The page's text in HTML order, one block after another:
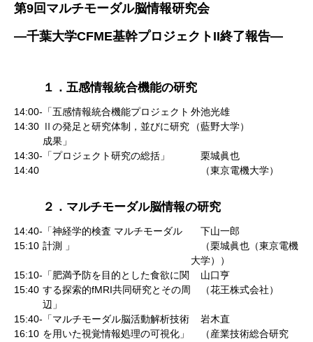
第9回マルチモーダル脳情報研究会
―千葉大学CFME基幹プロジェクトII終了報告―
１．五感情報統合機能の研究
14:00-
14:30
「五感情報統合機能プロジェクト
Ⅱの発足と研究体制，並びに研究
成果」
外池光雄
（藍野大学）
14:30-
14:40
「プロジェクト研究の総括」
栗城眞也
（東京電機大学）
２．マルチモーダル脳情報の研究
14:40-
15:10
「神経学的検査 マルチモーダル
計測 」
下山一郎
（栗城眞也（東京電機
大学））
15:10-
15:40
「肥満予防を目的とした食欲に関
する探索的fMRI共同研究とその周
辺」
山口亨
（花王株式会社）
15:40-
16:10
「マルチモーダル脳活動解析技術
を用いた視覚情報処理の可視化」
岩木直
（産業技術総合研究